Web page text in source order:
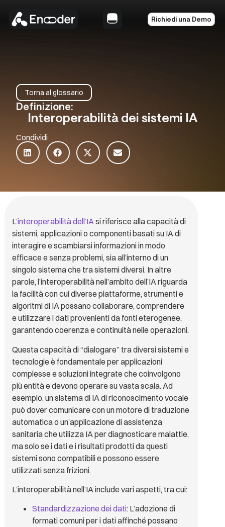
Richiedi una Demo
Torna al glossario
Definizione:
Interoperabilità dei sistemi IA
Condividi
L’interoperabilità dell’IAsi riferisce alla capacità di
sistemi, applicazioni o componenti basati su IA di
interagire e scambiarsi informazioni in modo
efficace e senza problemi, sia all’interno di un
singolo sistema che tra sistemi diversi. In altre
parole, l’interoperabilità nell’ambito dell’IA riguarda
la facilità con cui diverse piattaforme, strumenti e
algoritmi di IA possano collaborare, comprendere
e utilizzare i dati provenienti da fonti eterogenee,
garantendo coerenza e continuità nelle operazioni.
Questa capacità di “dialogare” tra diversi sistemi e
tecnologie è fondamentale per applicazioni
complesse e soluzioni integrate che coinvolgono
più entità e devono operare su vasta scala. Ad
esempio, un sistema di IA di riconoscimento vocale
può dover comunicare con un motore di traduzione
automatica o un’applicazione di assistenza
sanitaria che utilizza IA per diagnosticare malattie,
ma solo se i dati e i risultati prodotti da questi
sistemi sono compatibili e possono essere
utilizzati senza frizioni.
L’interoperabilità nell’IA include vari aspetti, tra cui:
Standardizzazione dei dati: L’adozione di
formati comuni per i dati affinché possano